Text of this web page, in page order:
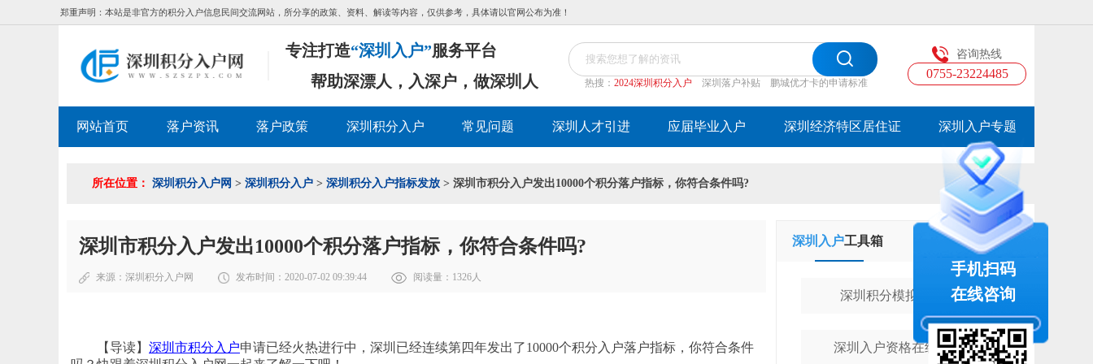
郑重声明：本站是非官方的积分入户信息民间交流网站，所分享的政策、资料、解读等内容，仅供参考，具体请以官网公布为准！
专注打造“深圳入户”服务平台
帮助深漂人，入深户，做深圳人
热搜： 2024深圳积分入户 深圳落户补贴 鹏城优才卡的申请标准
咨询热线
0755-23224485
网站首页 落户资讯 落户政策 深圳积分入户 常见问题 深圳人才引进 应届毕业入户 深圳经济特区居住证 深圳入户专题
所在位置： 深圳积分入户网 > 深圳积分入户 > 深圳积分入户指标发放 > 深圳市积分入户发出10000个积分落户指标，你符合条件吗?
深圳市积分入户发出10000个积分落户指标，你符合条件吗?
来源：深圳积分入户网 发布时间：2020-07-02 09:39:44 阅读量： 1326人
【导读】 深圳市积分入户申请已经火热进行中，深圳已经连续第四年发出了10000个积分入户落户指标，你符合条件
深圳入户工具箱 学历提升工具箱
深圳积分模拟计算器
深圳入户资格在线测评
手机扫码
在线咨询